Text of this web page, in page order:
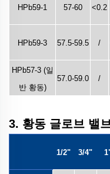
HPb59-1 57-60 <0.2
HPb59-3 57.5-59.5 /
HPb57-3 (일
반 황동)
57.0-59.0 /
3. 황동 글로브 밸
1/2" 3/4"